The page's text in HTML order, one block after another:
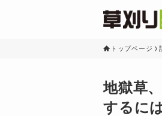
トップページ
地獄草
するに